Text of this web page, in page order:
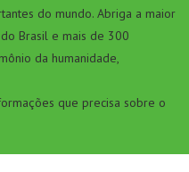
do mundo. Abriga a maior
Brasil e mais de 300
da humanidade,
que precisa sobre o